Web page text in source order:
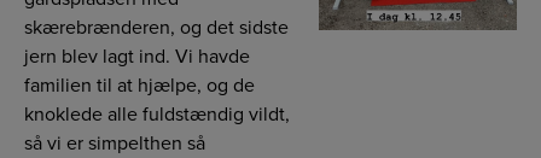
skærebrænderen, og det sidste
jern blev lagt ind. Vi havde
familien til at hjælpe, og de
knoklede alle fuldstændig vildt,
så vi er simpelthen så